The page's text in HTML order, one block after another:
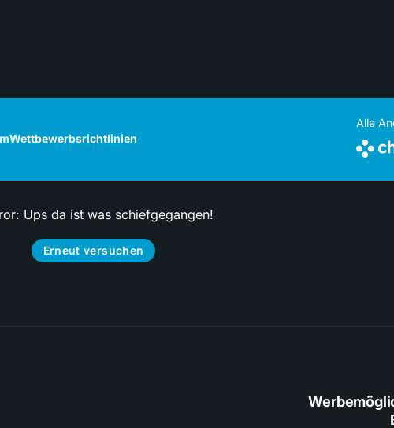
Wettbewerbsrichtlinien
Alle
Ups da ist was schiefgegangen!
Erneut versuchen